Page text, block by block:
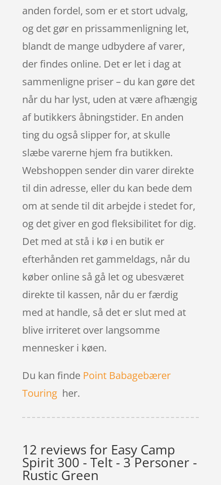
anden fordel, som er et stort udvalg,
og det gør en prissammenligning let,
blandt de mange udbydere af varer,
der findes online. Det er let i dag at
sammenligne priser – du kan gøre det
når du har lyst, uden at være afhængig
af butikkers åbningstider. En anden
ting du også slipper for, at skulle
slæbe varerne hjem fra butikken.
Webshoppen sender din varer direkte
til din adresse, eller du kan bede dem
om at sende til dit arbejde i stedet for,
og det giver en god fleksibilitet for dig.
Det med at stå i kø i en butik er
efterhånden ret gammeldags, når du
køber online så gå let og ubesværet
direkte til kassen, når du er færdig
med at handle, så det er slut med at
blive irriteret over langsomme
mennesker i køen.
Du kan finde Point Babagebærer
Touringher.
12 reviews for Easy Camp
Spirit 300 - Telt - 3 Personer -
Rustic Green